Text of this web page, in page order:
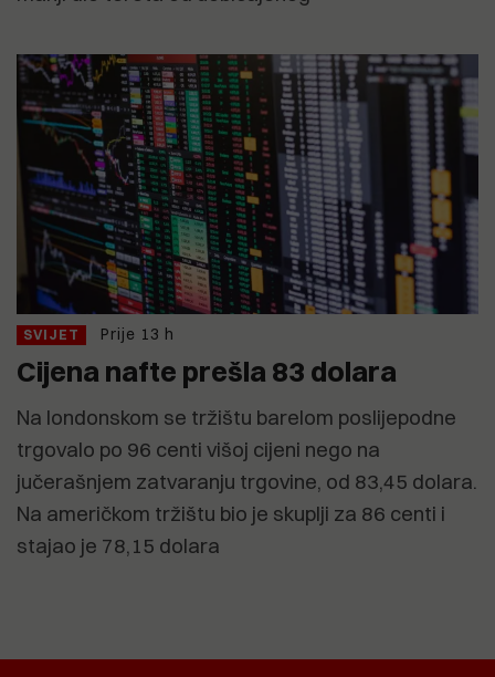
SVIJET Prije 13 h
Cijena nafte prešla 83 dolara
Na londonskom se tržištu barelom poslijepodne
trgovalo po 96 centi višoj cijeni nego na
jučerašnjem zatvaranju trgovine, od 83,45 dolara.
Na američkom tržištu bio je skuplji za 86 centi i
stajao je 78,15 dolara